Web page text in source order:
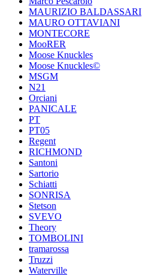
MAURIZIO BALDASSARI
MAURO OTTAVIANI
MONTECORE
MooRER
Moose Knuckles
Moose Knuckles©️
MSGM
N21
Orciani
PANICALE
PT
PT05
Regent
RICHMOND
Santoni
Sartorio
Schiatti
SONRISA
Stetson
SVEVO
Theory
TOMBOLINI
tramarossa
Truzzi
Waterville